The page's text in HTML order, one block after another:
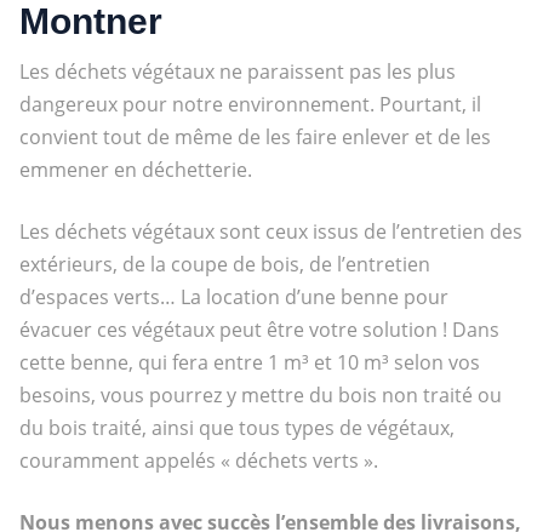
Montner
Les déchets végétaux ne paraissent pas les plus
dangereux pour notre environnement. Pourtant, il
convient tout de même de les faire enlever et de les
emmener en déchetterie.
Les déchets végétaux sont ceux issus de l’entretien des
extérieurs, de la coupe de bois, de l’entretien
d’espaces verts… La location d’une benne pour
évacuer ces végétaux peut être votre solution ! Dans
cette benne, qui fera entre 1 m³ et 10 m³ selon vos
besoins, vous pourrez y mettre du bois non traité ou
du bois traité, ainsi que tous types de végétaux,
couramment appelés « déchets verts ».
Nous menons avec succès l’ensemble des livraisons,